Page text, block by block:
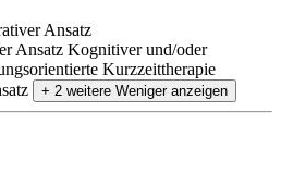
Ansatz
Ansatz Kognitiver und/oder
Kurzzeittherapie
+ 2 weitere Weniger anzeigen